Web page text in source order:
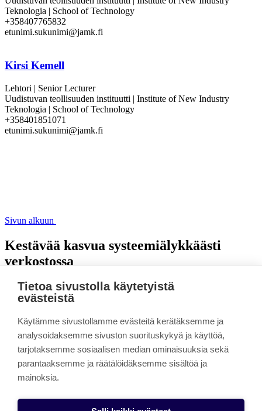
Teknologia | School of Technology
+358407765832
etunimi.sukunimi@jamk.fi
Kirsi Kemell
Lehtori | Senior Lecturer
Uudistuvan teollisuuden instituutti | Institute of New Industry
Teknologia | School of Technology
+358401851071
etunimi.sukunimi@jamk.fi
Sivun alkuun
Kestävää kasvua systeemiälykkäästi
verkostossa
Linkki kopioitu leikepöydälle
Tieteellisen tutkimusrekisterin tietosuojaseloste 1
Tieteellisen tutkimusrekisterin tietosuojaseloste 2
Tieteellisen tutkimusrekisterin tietosuojaseloste Väitöstutkimus
Tietoa sivustolla käytetyistä
evästeistä
Käytämme sivustollamme evästeitä kerätäksemme ja
analysoidaksemme sivuston suorituskykyä ja käyttöä,
tarjotaksemme sosiaalisen median ominaisuuksia sekä
parantaaksemme ja räätälöidäksemme sisältöä ja
mainoksia.